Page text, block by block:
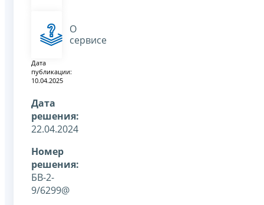
О
сервисе
Дата
публикации:
10.04.2025
Дата
решения:
22.04.2024
Номер
решения:
БВ-2-
9/6299@